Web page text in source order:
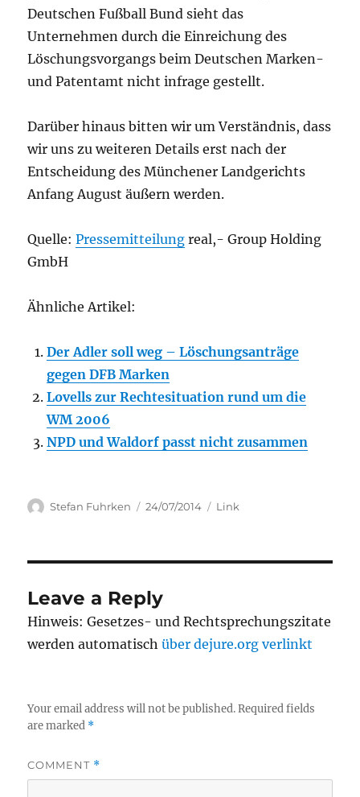
Deutschen Fußball Bund sieht das
Unternehmen durch die Einreichung des
Löschungsvorgangs beim Deutschen Marken-
und Patentamt nicht infrage gestellt.
Darüber hinaus bitten wir um Verständnis, dass
wir uns zu weiteren Details erst nach der
Entscheidung des Münchener Landgerichts
Anfang August äußern werden.
Quelle:Pressemitteilung real,- Group Holding
GmbH
Ähnliche Artikel:
Der Adler soll weg – Löschungsanträge
gegen DFB Marken
Lovells zur Rechtesituation rund um die
WM 2006
NPD und Waldorf passt nicht zusammen
Author
Stefan Fuhrken
Posted
24/07/2014 Categories
Link
Leave a Reply
Hinweis: Gesetzes- und Rechtsprechungszitate
werden automatischüber dejure.org verlinkt
Your email address will not be published. Required fields
are marked *
COMMENT *